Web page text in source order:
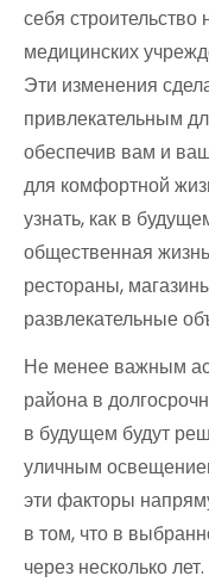
себя
медицинских
Эти изменения
привлекательным
обеспечив вам и
для комфортной
узнать, как в
общественная
рестораны,
развлекательные
Не менее важным
района в
в будущем будут
уличным
эти факторы
в том, что в
через несколько лет.